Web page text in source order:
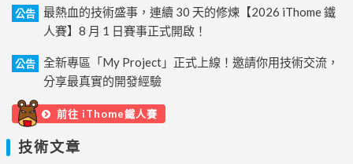
公告
最熱血的技術盛事，連續 30 天的修煉【2026 iThome 鐵
人賽】8 月 1 日賽事正式開啟！
公告
全新專區「My Project」正式上線！邀請你用技術交流，
分享最真實的開發經驗
前往 iThome鐵人賽
技術文章